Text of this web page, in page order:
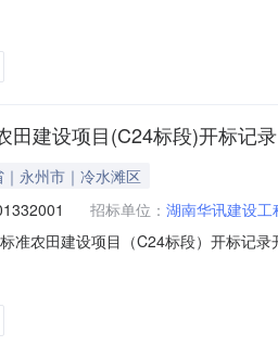
方标准《湖南省高标准农田建设标准
田建设项目(C24标段)开标记录
永州市｜冷水滩区
招标单位： 湖南华讯建设工
准农田建设项目（C24标段）开标记
有限公司;项目负责人:杨晓娟;报价